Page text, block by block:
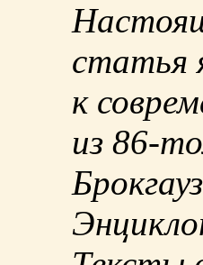
статья
к
из 86-